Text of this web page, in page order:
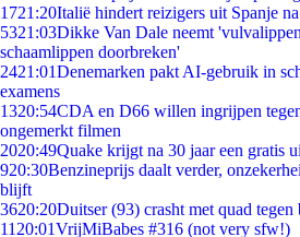
1721:20Italië hindert reizigers uit Spanje
5321:03Dikke Van Dale neemt
schaamlippen doorbreken'
2421:01Denemarken pakt AI-gebruik in
examens
1320:54CDA en D66 willen ingrijpen
ongemerkt filmen
2020:49Quake krijgt na 30 jaar een gratis
920:30Benzineprijs daalt verder,
blijft
3620:20Duitser (93) crasht met quad
11 20:01VrijMiBabes #316 (not very sfw!)